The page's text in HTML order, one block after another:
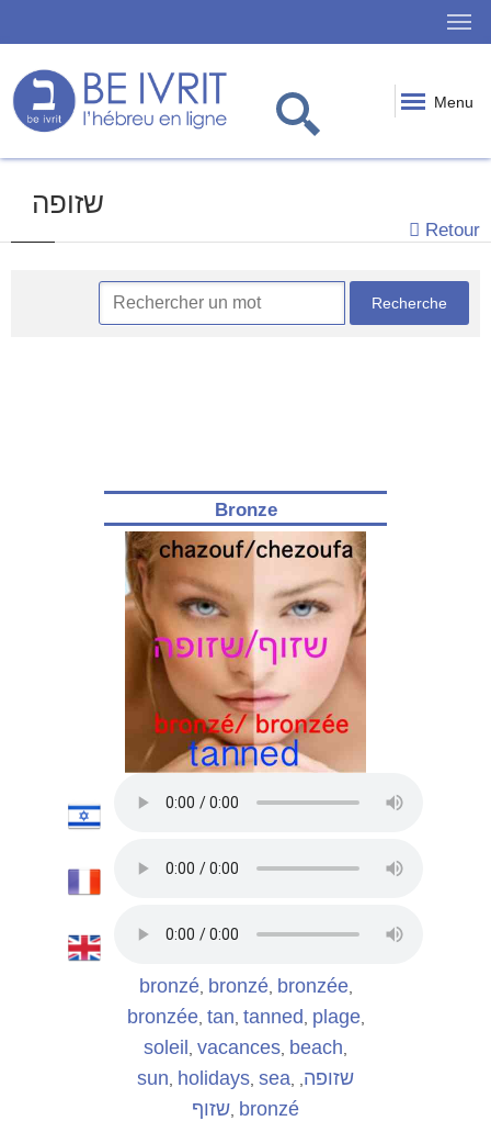
Menu
שזופה
Retour
Bronze
bronzé, bronzé, bronzée,
bronzée, tan tanned plage,
soleil vacances beach
sun holidays sea שזופה
שזוף bronzé